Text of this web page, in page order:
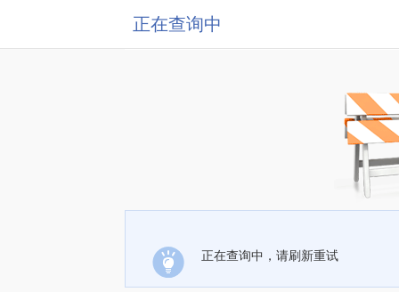
正在查询中
正在查询中，请刷新重试